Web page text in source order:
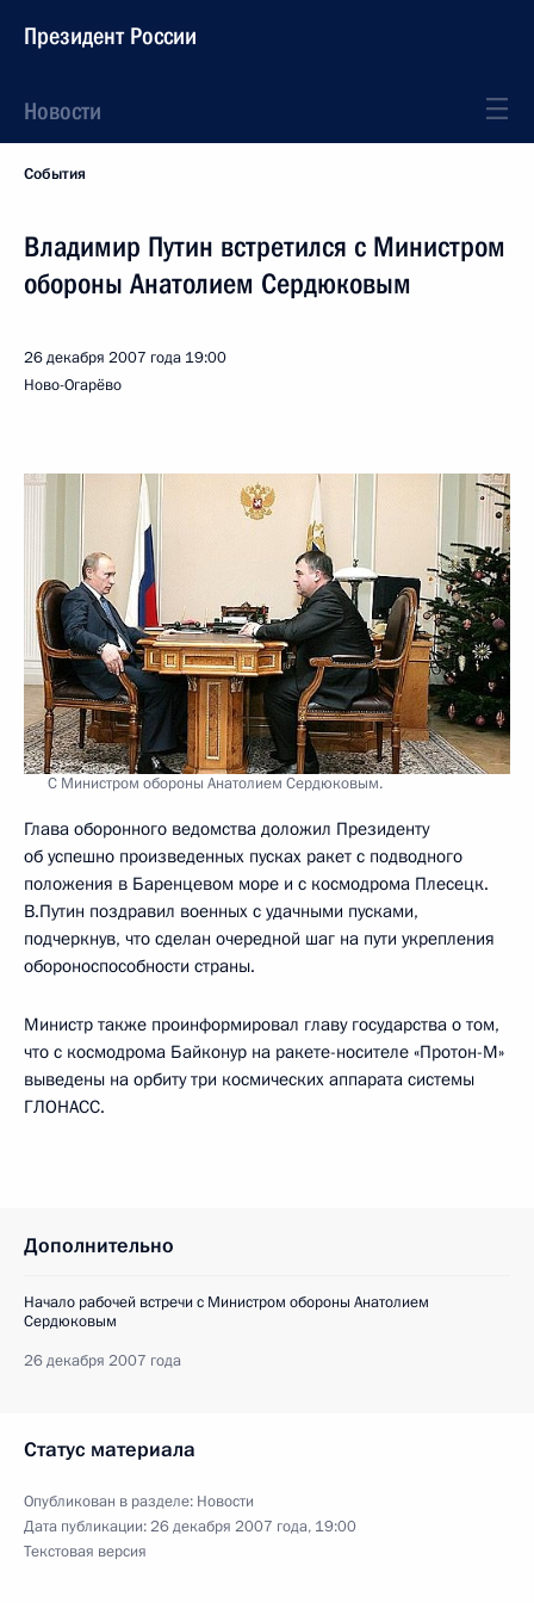
Президент России
Новости
События
Владимир Путин встретился с Министром
обороны Анатолием Сердюковым
26 декабря 2007 года 19:00
Ново-Огарёво
С Министром обороны Анатолием Сердюковым.
Глава оборонного ведомства доложил Президенту
об успешно произведенных пусках ракет с подводного
положения в Баренцевом море и с космодрома Плесецк.
В.Путин поздравил военных с удачными пусками,
подчеркнув, что сделан очередной шаг на пути укрепления
обороноспособности страны.
Министр также проинформировал главу государства о том,
что с космодрома Байконур на ракете-носителе «Протон-М»
выведены на орбиту три космических аппарата системы
ГЛОНАСС.
Дополнительно
Начало рабочей встречи с Министром обороны Анатолием
Сердюковым
26 декабря 2007 года
Статус материала
Опубликован в разделе: Новости
Дата публикации:26 декабря 2007 года, 19:00
Текстовая версия